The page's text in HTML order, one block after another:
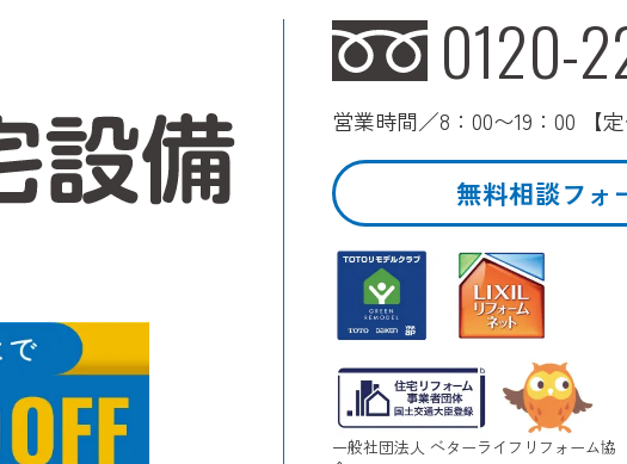
0120-
営業時間／8：00〜19：00 【
無料相談フォ
一般社団法人 ベターライフリフォーム協